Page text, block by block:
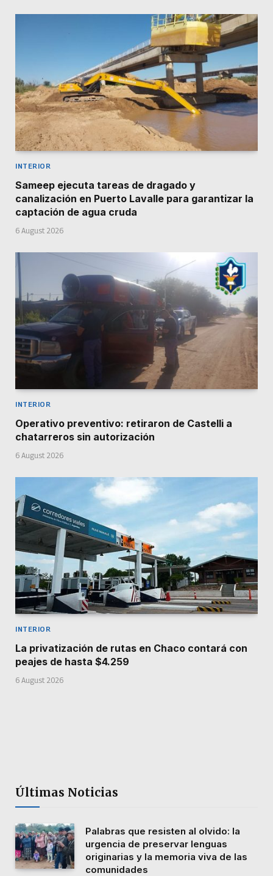
INTERIOR
Sameep ejecuta tareas de dragado y
canalización en Puerto Lavalle para garantizar la
captación de agua cruda
6 August 2026
INTERIOR
Operativo preventivo: retiraron de Castelli a
chatarreros sin autorización
6 August 2026
INTERIOR
La privatización de rutas en Chaco contará con
peajes de hasta $4.259
6 August 2026
Últimas Noticias
Palabras que resisten al olvido: la
urgencia de preservar lenguas
originarias y la memoria viva de las
comunidades